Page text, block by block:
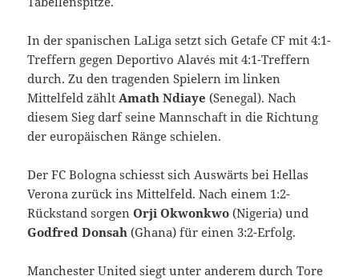
In der spanischen LaLiga setzt sich Getafe CF mit 4:1-
Treffern gegen Deportivo Alavés mit 4:1-Treffern
durch. Zu den tragenden Spielern im linken
Mittelfeld zählt Amath Ndiaye (Senegal). Nach
diesem Sieg darf seine Mannschaft in die Richtung
der europäischen Ränge schielen.
Der FC Bologna schiesst sich Auswärts bei Hellas
Verona zurück ins Mittelfeld. Nach einem 1:2-
Rückstand sorgenOrji Okwonkwo (Nigeria) und
Godfred Donsah (Ghana) für einen 3:2-Erfolg.
Manchester United siegt unter anderem durch Tore